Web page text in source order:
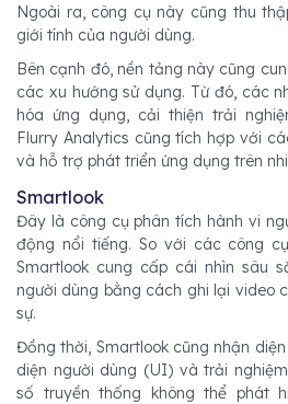
Ngoài ra, công cụ này cũng thu
giới tính của người dùng.
Bên cạnh đó, nền tảng này cũng
các xu hướng sử dụng. Từ đó, các
hóa ứng dụng, cải thiện trải
Flurry Analytics cũng tích hợp với
và hỗ trợ phát triển ứng dụng trên
Smartlook
Đây là công cụ phân tích hành vi
động nổi tiếng. So với các công
Smartlook cung cấp cái nhìn sâu
người dùng bằng cách ghi lại video
sự.
Đồng thời, Smartlook cũng nhận
diện người dùng (UI) và trải
số truyền thống không thể phát